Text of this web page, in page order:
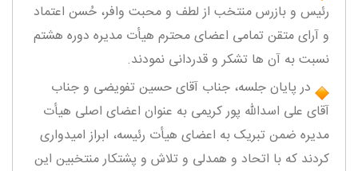
رئیس و بازرس منتخب از لطف و محبت وافر، حُسن اعتماد
و آرای متقن تمامی اعضای محترم هیأت مدیره دوره هشتم
نسبت به آن ها تشکر و قدردانی نمودند.
در پایان جلسه، جناب آقای حسین تفویضی و جناب
آقای علی اسدالله پور کریمی به عنوان اعضای اصلی هیأت
مدیره ضمن تبریک به اعضای هیأت رئیسه، ابراز امیدواری
کردند که با اتحاد و همدلی و تلاش و پشتکار منتخبین این